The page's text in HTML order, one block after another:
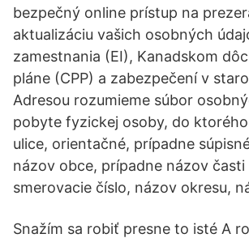
bezpečný online prístup na
aktualizáciu vašich osobných
zamestnania (EI), Kanadskom
pláne (CPP) a zabezpečení v
Adresou rozumieme súbor
pobyte fyzickej osoby, do
ulice, orientačné, prípadne
názov obce, prípadne názov
smerovacie číslo, názov okresu,
Snažím sa robiť presne to isté A